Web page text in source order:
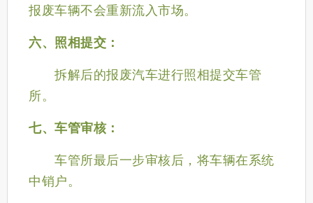
报废车辆不会重新流入市场。
六、照相提交：
拆解后的报废汽车进行照相提交车管
所。
七、车管审核：
车管所最后一步审核后，将车辆在系统
中销户。